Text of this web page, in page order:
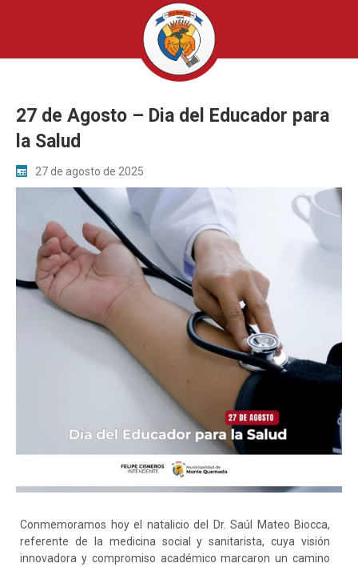
27 de Agosto – Dia del Educador para
la Salud
27 de agosto de 2025
Conmemoramos hoy el natalicio del Dr. Saúl Mateo Biocca,
referente de la medicina social y sanitarista, cuya visión
innovadora y compromiso académico marcaron un camino